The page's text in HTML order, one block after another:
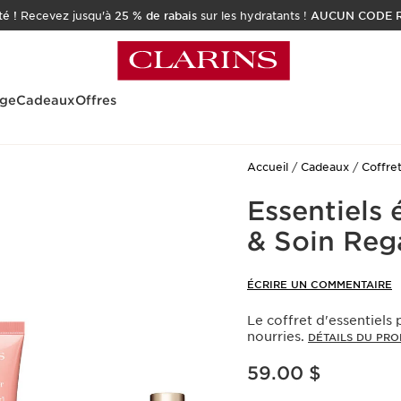
! Recevez jusqu'à 25 % de rabais sur les hydratants ! AUCUN CODE
CadeauxOffres
Accueil Cadeaux
Essentiels
& Soin
ÉCRIRE UN COMMENTAIRE
Le coffret d'essentiels
nourries. DÉTAILS DU
Nouveau prix 59.00 $
59.00 $